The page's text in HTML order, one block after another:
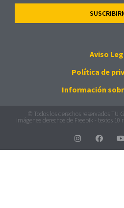
Aviso
Política de
Información
© Todos los derechos reservados TU
imágenes derechos de Freepik- textos 10